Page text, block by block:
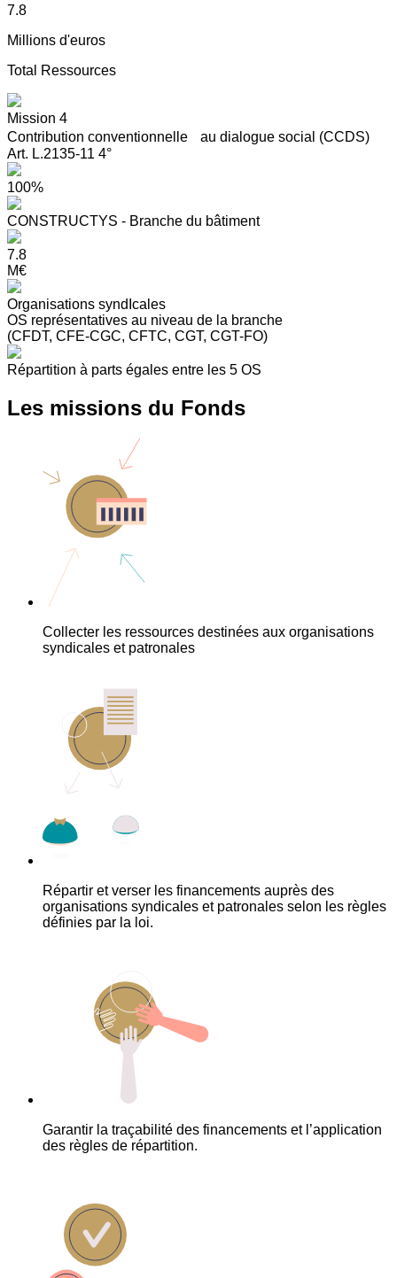
7.8
Millions d'euros
Total Ressources
Mission 4
Contribution conventionnelle au dialogue social (CCDS)
Art. L.2135-11 4°
100%
CONSTRUCTYS - Branche du bâtiment
7.8
M€
Organisations syndIcales
OS représentatives au niveau de la branche
(CFDT, CFE-CGC, CFTC, CGT, CGT-FO)
Répartition à parts égales entre les 5 OS
Les missions du Fonds
Collecter les ressources destinées aux organisations
syndicales et patronales
Répartir et verser les financements auprès des
organisations syndicales et patronales selon les règles
définies par la loi.
Garantir la traçabilité des financements et l’application
des règles de répartition.